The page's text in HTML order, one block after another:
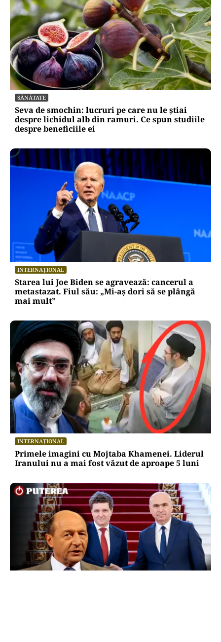
SĂNĂTATE
Seva de smochin: lucruri pe care nu le știai
despre lichidul alb din ramuri. Ce spun studiile
despre beneficiile ei
INTERNAȚIONAL
Starea lui Joe Biden se agravează: cancerul a
metastazat. Fiul său: „Mi-aș dori să se plângă
mai mult”
INTERNAȚIONAL
Primele imagini cu Mojtaba Khamenei. Liderul
Iranului nu a mai fost văzut de aproape 5 luni